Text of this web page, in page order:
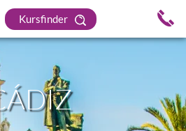
Kursfinder